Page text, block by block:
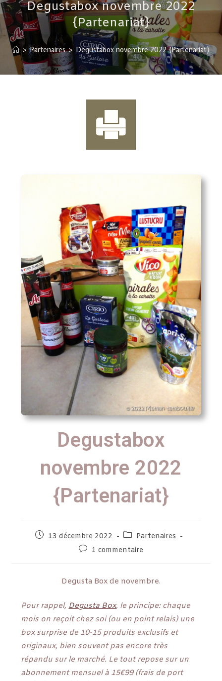
Degustabox novembre 2022
{Partenariat}
> Partenaires > Degustabox novembre 2022 {Partenariat}
Degustabox
novembre 2022
{Partenariat}
13 décembre 2022
Partenaires
1 commentaire
Degusta Box de novembre.
Pour rappel,Degusta Box, le principe: chaque
mois on reçoit chez soi (ou en point relais) une
box surprise de 10-15 produits exclusifs et
originaux, bien souvent pas encore très
répandu sur le marché. Le tout repose sur un
abonnement mensuel à 15€99 (frais de port